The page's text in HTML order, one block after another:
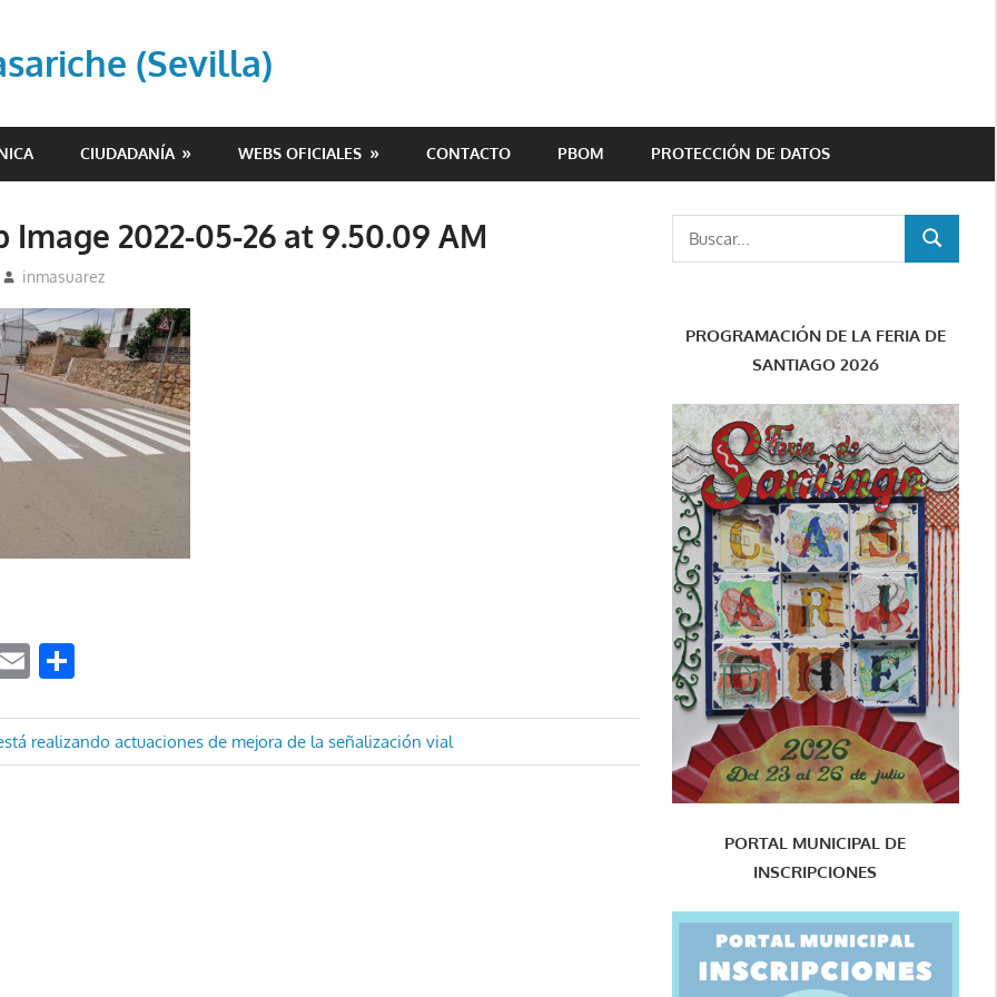
(Sevilla)
CIUDADANÍA WEBS OFICIALES CONTACTO PBOM PROTECCIÓN DE DATOS
Image 2022-05-26 at 9.50.09 AM
inmasuarez
Email
realizando actuaciones de mejora de la señalización vial
BUSCAR
PROGRAMACIÓN DE LA FERIA DE
SANTIAGO 2026
PORTAL MUNICIPAL DE
INSCRIPCIONES